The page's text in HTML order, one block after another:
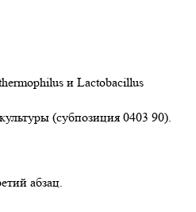
и Lactobacillus
(субпозиция 0403 90).
абзац.